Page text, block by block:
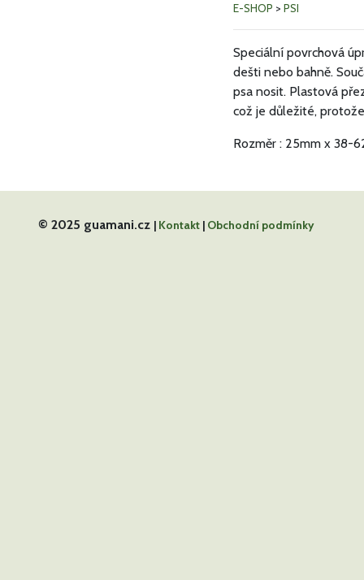
E-SHOP > PSI
Speciální povrchová
dešti nebo bahně.
psa nosit. Plastová
což je důležité,
Rozměr : 25mm x 38-
© 2025 guamani.cz | Kontakt | Obchodní podmínky